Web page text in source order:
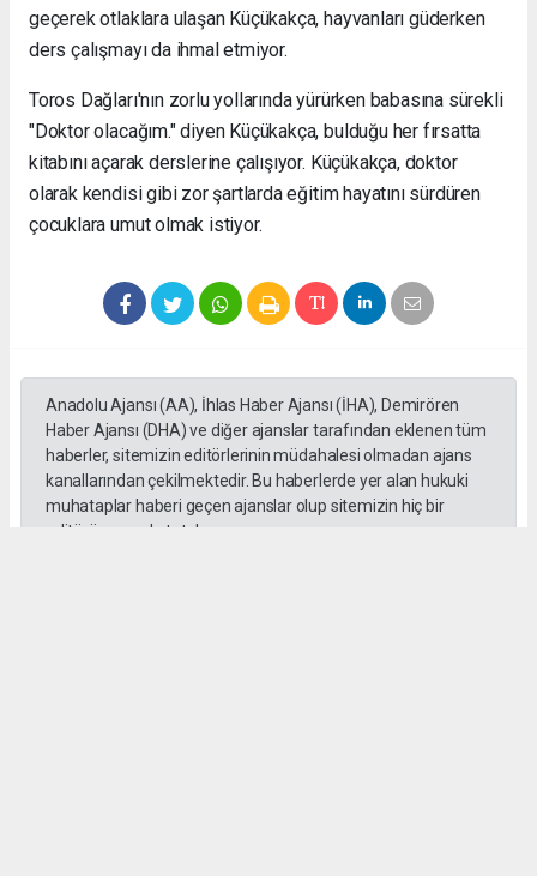
geçerek otlaklara ulaşan Küçükakça, hayvanları güderken
ders çalışmayı da ihmal etmiyor.
Toros Dağları'nın zorlu yollarında yürürken babasına sürekli
"Doktor olacağım." diyen Küçükakça, bulduğu her fırsatta
kitabını açarak derslerine çalışıyor. Küçükakça, doktor
olarak kendisi gibi zor şartlarda eğitim hayatını sürdüren
çocuklara umut olmak istiyor.
Anadolu Ajansı (AA), İhlas Haber Ajansı (İHA), Demirören
Haber Ajansı (DHA) ve diğer ajanslar tarafından eklenen tüm
haberler, sitemizin editörlerinin müdahalesi olmadan ajans
kanallarından çekilmektedir. Bu haberlerde yer alan hukuki
muhataplar haberi geçen ajanslar olup sitemizin hiç bir
editörü sorumlu tutulamaz...